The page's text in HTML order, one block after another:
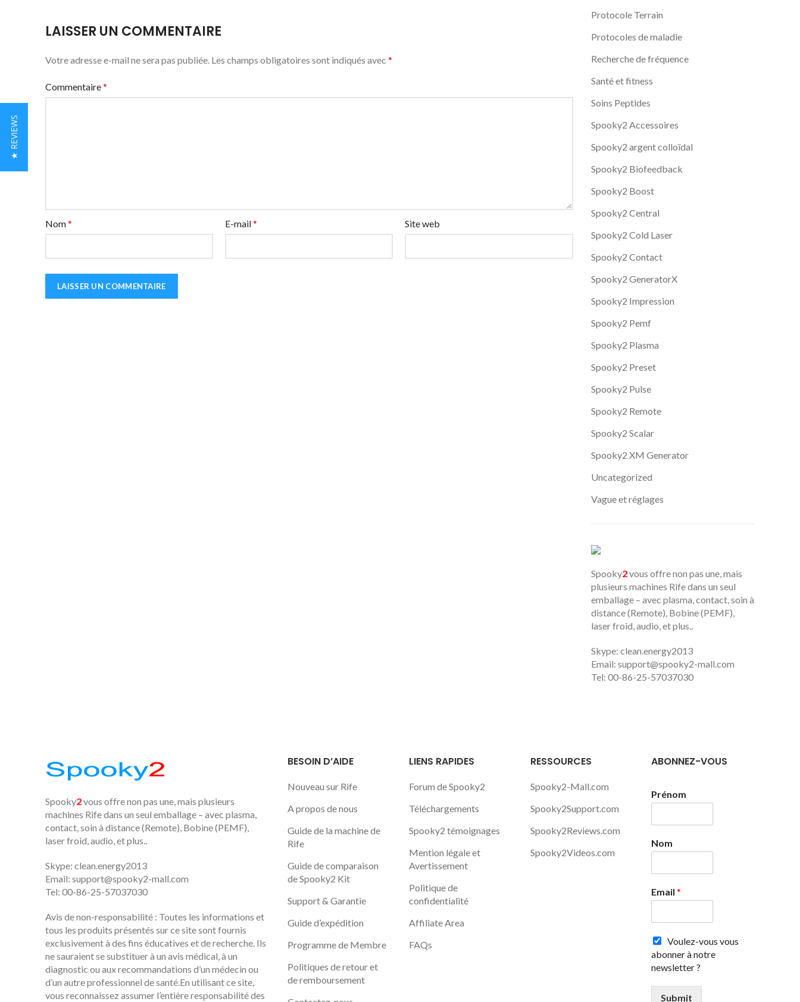
LAISSER UN COMMENTAIRE
Votre adresse e-mail ne sera pas publiée. Les champs obligatoires sont indiqués avec *
Commentaire*
Nom* E-mail* Site web
Protocole Terrain
Protocoles de maladie
Recherche de fréquence
Santé et fitness
Soins Peptides
Spooky2 Accessoires
Spooky2 argent colloïdal
Spooky2 Biofeedback
Spooky2 Boost
Spooky2 Central
Spooky2 Cold Laser
Spooky2 Contact
Spooky2 GeneratorX
Spooky2 Impression
Spooky2 Pemf
Spooky2 Plasma
Spooky2 Preset
Spooky2 Pulse
Spooky2 Remote
Spooky2 Scalar
Spooky2 XM Generator
Uncategorized
Vague et réglages
Spooky2vous offre non pas une, mais
plusieurs machines Rife dans un seul
emballage – avec plasma, contact, soin à
distance (Remote), Bobine (PEMF),
laser froid, audio, et plus..
Skype: clean.energy2013
Email: support@spooky2-mall.com
Tel: 00-86-25-57037030
Spooky2vous offre non pas une, mais plusieurs
machines Rife dans un seul emballage – avec plasma,
contact, soin à distance (Remote), Bobine (PEMF),
laser froid, audio, et plus..
Skype: clean.energy2013
Email: support@spooky2-mall.com
Tel: 00-86-25-57037030
Avis de non-responsabilité : Toutes les informations et
tous les produits présentés sur ce site sont fournis
exclusivement à des fins éducatives et de recherche. Ils
ne sauraient se substituer à un avis médical, à un
diagnostic ou aux recommandations d’un médecin ou
d’un autre professionnel de santé.En utilisant ce site,
vous reconnaissez assumer l’entière responsabilité des
BESOIN D’AIDE
Nouveau sur Rife
A propos de nous
Guide de la machine de
Rife
Guide de comparaison
de Spooky2 Kit
Support & Garantie
Guide d’expédition
Programme de Membre
Politiques de retour et
de remboursement
LIENS RAPIDES
Forum de Spooky2
Téléchargements
Spooky2 témoignages
Mention légale et
Avertissement
Politique de
confidentialité
Affiliate Area
FAQs
RESSOURCES
Spooky2-Mall.com
Spooky2Support.com
Spooky2Reviews.com
Spooky2Videos.com
ABONNEZ-VOUS
Prénom
Nom
Email*
Voulez-vous vous
abonner à notre
newsletter ?
Submit
★ REVIEWS